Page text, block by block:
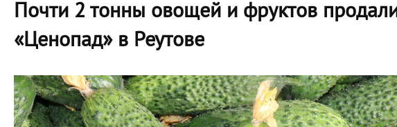
Почти 2 тонны овощей и фруктов
«Ценопад» в Реутове